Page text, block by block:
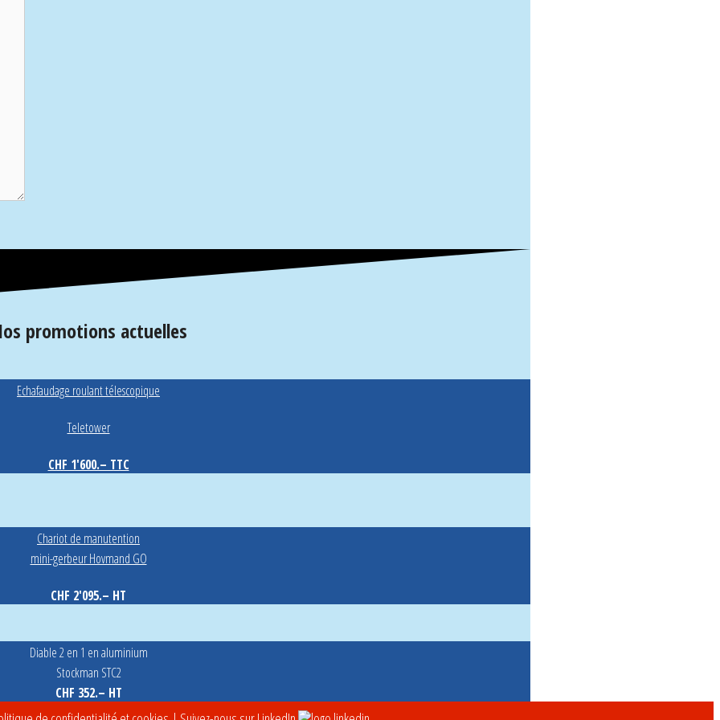
promotions actuelles
Echafaudage roulant télescopique
Teletower
CHF 1'600.– TTC
Chariot de manutention
mini-gerbeur Hovmand GO
CHF 2'095.– HT
Diable 2 en 1 en aluminium
Stockman STC2
CHF 352.– HT